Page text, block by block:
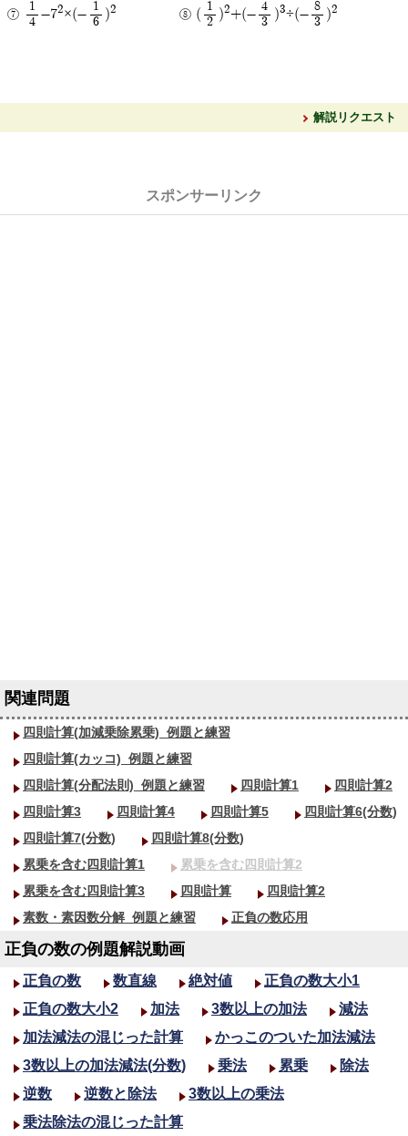
1
4
-72×(-
1
6
)2 (
1
2
)2+(-
4
3
)3÷(-
8
3
)2
解説リクエスト
四則計算(加減乗除累乗)_ 例題と練習
四則計算(カッコ)_ 例題と練習
四則計算(分配法則)_ 例題と練習 四則計算1
四則計算2
四則計算3
四則計算4 四則計算5
四則計算6(分数)
四則計算7(分数)
四則計算8(分数)
累乗を含む四則計算1
累乗を含む四則計算2
累乗を含む四則計算3
四則計算
四則計算2
素数・素因数分解_ 例題と練習 正負の数応用
正負の数の例題解説動画
正負の数 数直線 絶対値
正負の数大小1
正負の数大小2
加法 3数以上の加法
減法
加法減法の混じった計算
かっこのついた加法減法
3数以上の加法減法(分数)
乗法 累乗
除法
逆数
逆数と除法
3数以上の乗法
乗法除法の混じった計算